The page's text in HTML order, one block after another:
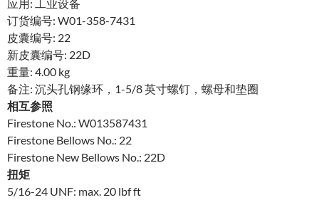
应用: 工业设备
订货编号: W01-358-7431
皮囊编号: 22
新皮囊编号: 22D
重量: 4.00 kg
备注: 沉头孔钢缘环，1-5/8 英寸螺钉，螺母和垫圈
相互参照
Firestone No.: W013587431
Firestone Bellows No.: 22
Firestone New Bellows No.: 22D
扭矩
5/16-24 UNF: max. 20 lbf ft